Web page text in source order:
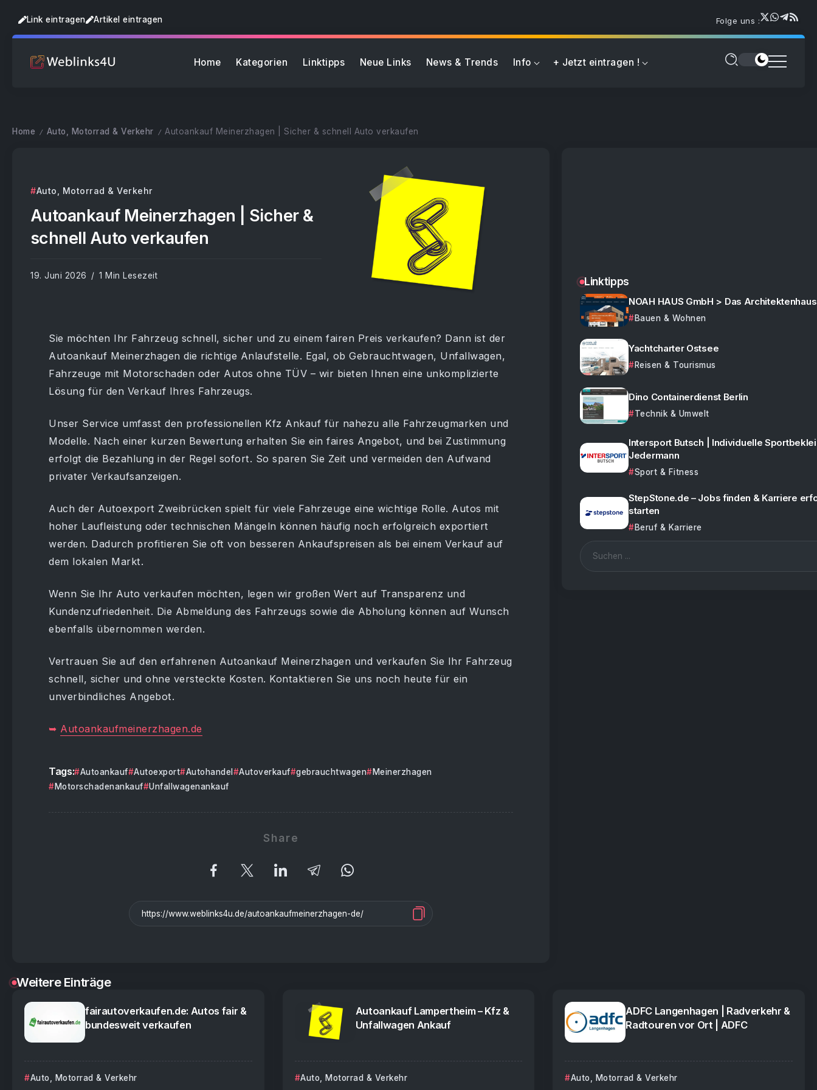
Link eintragen Artikel eintragen Folge uns :
Home Kategorien Linktipps Neue Links News & Trends Info + Jetzt eintragen !
Home / Auto, Motorrad & Verkehr / Autoankauf Meinerzhagen | Sicher & schnell Auto verkaufen
Auto, Motorrad & Verkehr
Autoankauf Meinerzhagen | Sicher &
schnell Auto verkaufen
19. Juni 2026 1 Min Lesezeit
Sie möchten Ihr Fahrzeug schnell, sicher und zu einem fairen Preis verkaufen? Dann ist der
Autoankauf Meinerzhagen die richtige Anlaufstelle. Egal, ob Gebrauchtwagen, Unfallwagen,
Fahrzeuge mit Motorschaden oder Autos ohne TÜV – wir bieten Ihnen eine unkomplizierte
Lösung für den Verkauf Ihres Fahrzeugs.
Unser Service umfasst den professionellen Kfz Ankauf für nahezu alle Fahrzeugmarken und
Modelle. Nach einer kurzen Bewertung erhalten Sie ein faires Angebot, und bei Zustimmung
erfolgt die Bezahlung in der Regel sofort. So sparen Sie Zeit und vermeiden den Aufwand
privater Verkaufsanzeigen.
Auch der Autoexport Zweibrücken spielt für viele Fahrzeuge eine wichtige Rolle. Autos mit
hoher Laufleistung oder technischen Mängeln können häufig noch erfolgreich exportiert
werden. Dadurch profitieren Sie oft von besseren Ankaufspreisen als bei einem Verkauf auf
dem lokalen Markt.
Wenn Sie Ihr Auto verkaufen möchten, legen wir großen Wert auf Transparenz und
Kundenzufriedenheit. Die Abmeldung des Fahrzeugs sowie die Abholung können auf Wunsch
ebenfalls übernommen werden.
Vertrauen Sie auf den erfahrenen Autoankauf Meinerzhagen und verkaufen Sie Ihr Fahrzeug
schnell, sicher und ohne versteckte Kosten. Kontaktieren Sie uns noch heute für ein
unverbindliches Angebot.
➥ Autoankaufmeinerzhagen.de
Tags: Autoankauf Autoexport Autohandel Autoverkauf gebrauchtwagen
Meinerzhagen
Motorschadenankauf
Unfallwagenankauf
Share
Linktipps
NOAH HAUS GmbH > Das Architektenhaus
Bauen & Wohnen
Yachtcharter Ostsee
Reisen & Tourismus
Dino Containerdienst Berlin
Technik & Umwelt
Intersport Butsch | Individuelle
Jedermann
Sport & Fitness
StepStone.de – Jobs finden & Karriere
starten
Beruf & Karriere
Weitere Einträge
fairautoverkaufen.de: Autos fair &
bundesweit verkaufen
Auto, Motorrad & Verkehr
Autoankauf Lampertheim – Kfz &
Unfallwagen Ankauf
Auto, Motorrad & Verkehr
ADFC Langenhagen | Radverkehr &
Radtouren vor Ort | ADFC
Auto, Motorrad & Verkehr